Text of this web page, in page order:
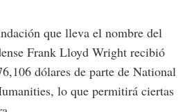
que lleva el nombre del
Frank Lloyd Wright recibió
dólares de parte de National
lo que permitirá ciertas